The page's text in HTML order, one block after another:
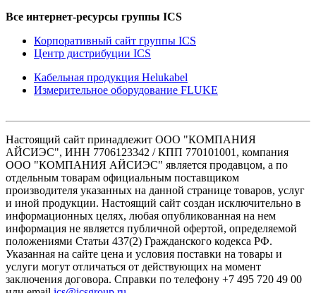
Все интернет-ресурсы группы ICS
Корпоративный сайт группы ICS
Центр дистрибуции ICS
Кабельная продукция Helukabel
Измерительное оборудование FLUKE
Настоящий сайт принадлежит ООО "КОМПАНИЯ
АЙСИЭС", ИНН 7706123342 / КПП 770101001, компания
ООО "КОМПАНИЯ АЙСИЭС" является продавцом, а по
отдельным товарам официальным поставщиком
производителя указанных на данной странице товаров, услуг
и иной продукции. Настоящий сайт создан исключительно в
информационных целях, любая опубликованная на нем
информация не является публичной офертой, определяемой
положениями Статьи 437(2) Гражданского кодекса РФ.
Указанная на сайте цена и условия поставки на товары и
услуги могут отличаться от действующих на момент
заключения договора. Справки по телефону +7 495 720 49 00